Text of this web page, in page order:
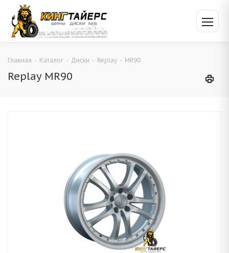
Главная - Каталог - Диски - Replay - MR90
Replay MR90